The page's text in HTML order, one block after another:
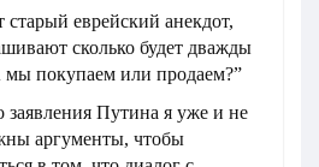
еврейский анекдот,
сколько будет дважды
мы покупаем или продаем?”
заявления Путина я уже и не
аргументы, чтобы